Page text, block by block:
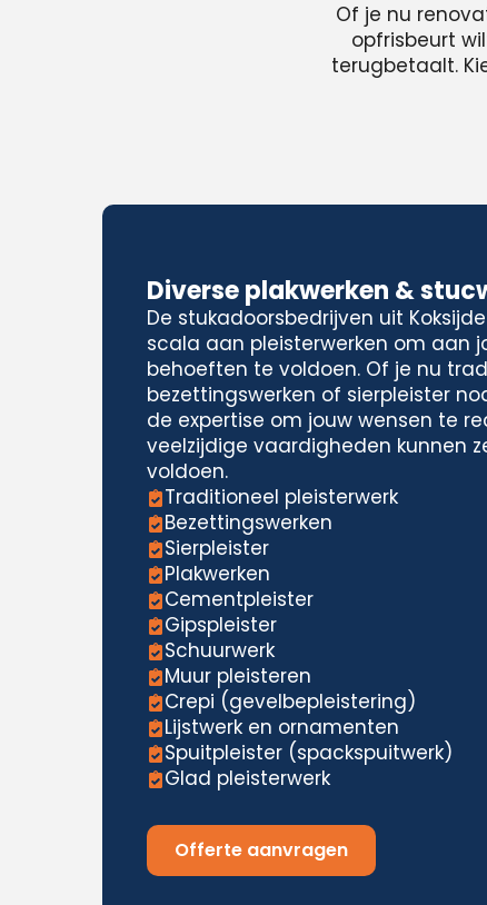
Of je nu
opfrisbeurt
terugbetaalt.
Diverse plakwerken &
De stukadoorsbedrijven uit
scala aan pleisterwerken om aan
behoeften te voldoen. Of je nu
bezettingswerken of sierpleister
de expertise om jouw wensen te
veelzijdige vaardigheden kunnen
voldoen.
Traditioneel pleisterwerk
Bezettingswerken
Sierpleister
Plakwerken
Cementpleister
Gipspleister
Schuurwerk
Muur pleisteren
Crepi (gevelbepleistering)
Lijstwerk en ornamenten
Spuitpleister (spackspuitwerk)
Glad pleisterwerk
Offerte aanvragen